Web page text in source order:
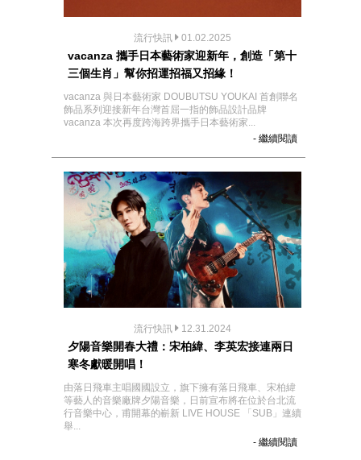
流行快訊 01.02.2025
vacanza 攜手日本藝術家迎新年，創造「第十
三個生肖」幫你招運招福又招緣！
vacanza 與日本藝術家 DOUBUTSU YOUKAI 首創聯名
飾品系列迎接新年台灣首屈一指的飾品設計品牌
vacanza 本次再度跨海跨界攜手日本藝術家...
- 繼續閱讀
流行快訊 12.31.2024
夕陽音樂開春大禮：宋柏緯、李英宏接連兩日
寒冬獻暖開唱！
由落日飛車主唱國國設立，旗下擁有落日飛車、宋柏緯
等藝人的音樂廠牌夕陽音樂，日前宣布將在位於台北流
行音樂中心，甫開幕的嶄新 LIVE HOUSE 「SUB」連續
舉...
- 繼續閱讀